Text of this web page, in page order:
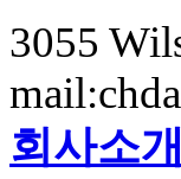
3055
회사소개